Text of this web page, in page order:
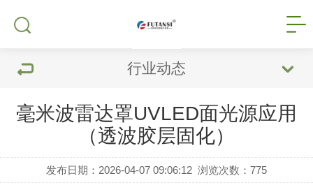
行业动态
毫米波雷达罩UVLED面光源应用
（透波胶层固化）
发布日期：2026-04-07 09:06:12 浏览次数：775